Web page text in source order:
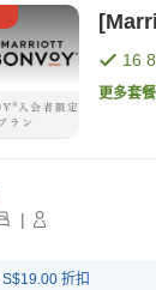
16
更多套
|
S$19.00 折扣